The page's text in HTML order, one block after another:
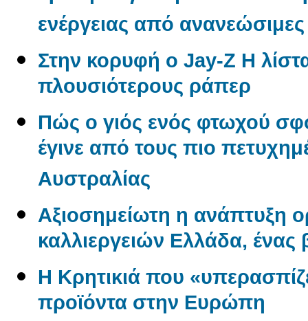
ενέργειας από
Στην κορυφή ο Jay-Z Η
πλουσιότερους ράπερ
Πώς ο γιός ενός φτωχού
έγινε από τους πιο
Αυστραλίας
Αξιοσημείωτη η ανάπτυξη
καλλιεργειών Ελλάδα, ένας
Η Κρητικιά που
προϊόντα στην Ευρώπη